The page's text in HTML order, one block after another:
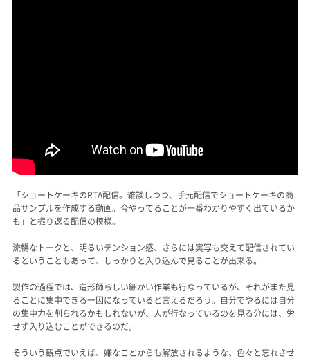
「ショートケーキのRTA配信。雑談しつつ、手元配信でショートケーキの商
品サンプルを作成する動画。今やってることが一番わかりやすく出ているか
も」と振り返る配信の模様。
流暢なトークと、明るいテンション感、さらには実写も交えて配信されてい
るということもあって、しっかりと入り込んで見ることが出来る。
製作の過程では、造形師らしい細かい作業も行なっているが、それがまた見
ることに集中できる一因になっていると言えるだろう。自分でやるには自分
の集中力を削られるかもしれないが、人が行なっているのを見る分には、労
せず入り込むことができるのだ。
そういう観点でいえば、嫌なことからも解放されるような、色々と忘れさせ